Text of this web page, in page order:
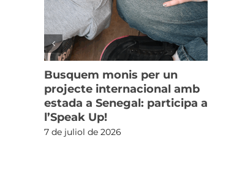
Busquem monis per un
projecte internacional amb
estada a Senegal: participa a
l’Speak Up!
7 de juliol de 2026